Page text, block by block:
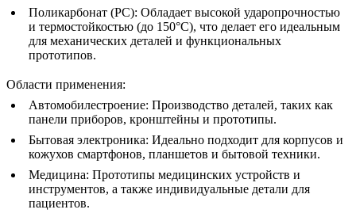
Поликарбонат (PC): Обладает высокой ударопрочностью
и термостойкостью (до 150°C), что делает его идеальным
для механических деталей и функциональных
прототипов.
Области применения:
Автомобилестроение: Производство деталей, таких как
панели приборов, кронштейны и прототипы.
Бытовая электроника: Идеально подходит для корпусов и
кожухов смартфонов, планшетов и бытовой техники.
Медицина: Прототипы медицинских устройств и
инструментов, а также индивидуальные детали для
пациентов.